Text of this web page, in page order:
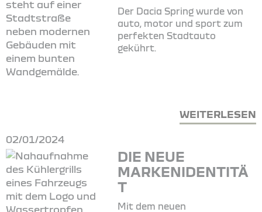
Der Dacia Spring wurde von
auto, motor und sport zum
perfekten Stadtauto
gekührt.
WEITERLESEN
02/01/2024
DIE NEUE
MARKENIDENTITÄ
T
Mit dem neuen